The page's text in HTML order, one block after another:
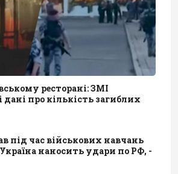
ресторані: ЗМІ
дані про кількість загиблих
під час військових навчань
наносить удари по РФ, -